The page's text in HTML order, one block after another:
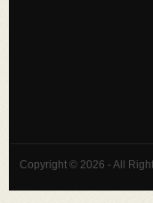
Copyright © 2026 - All